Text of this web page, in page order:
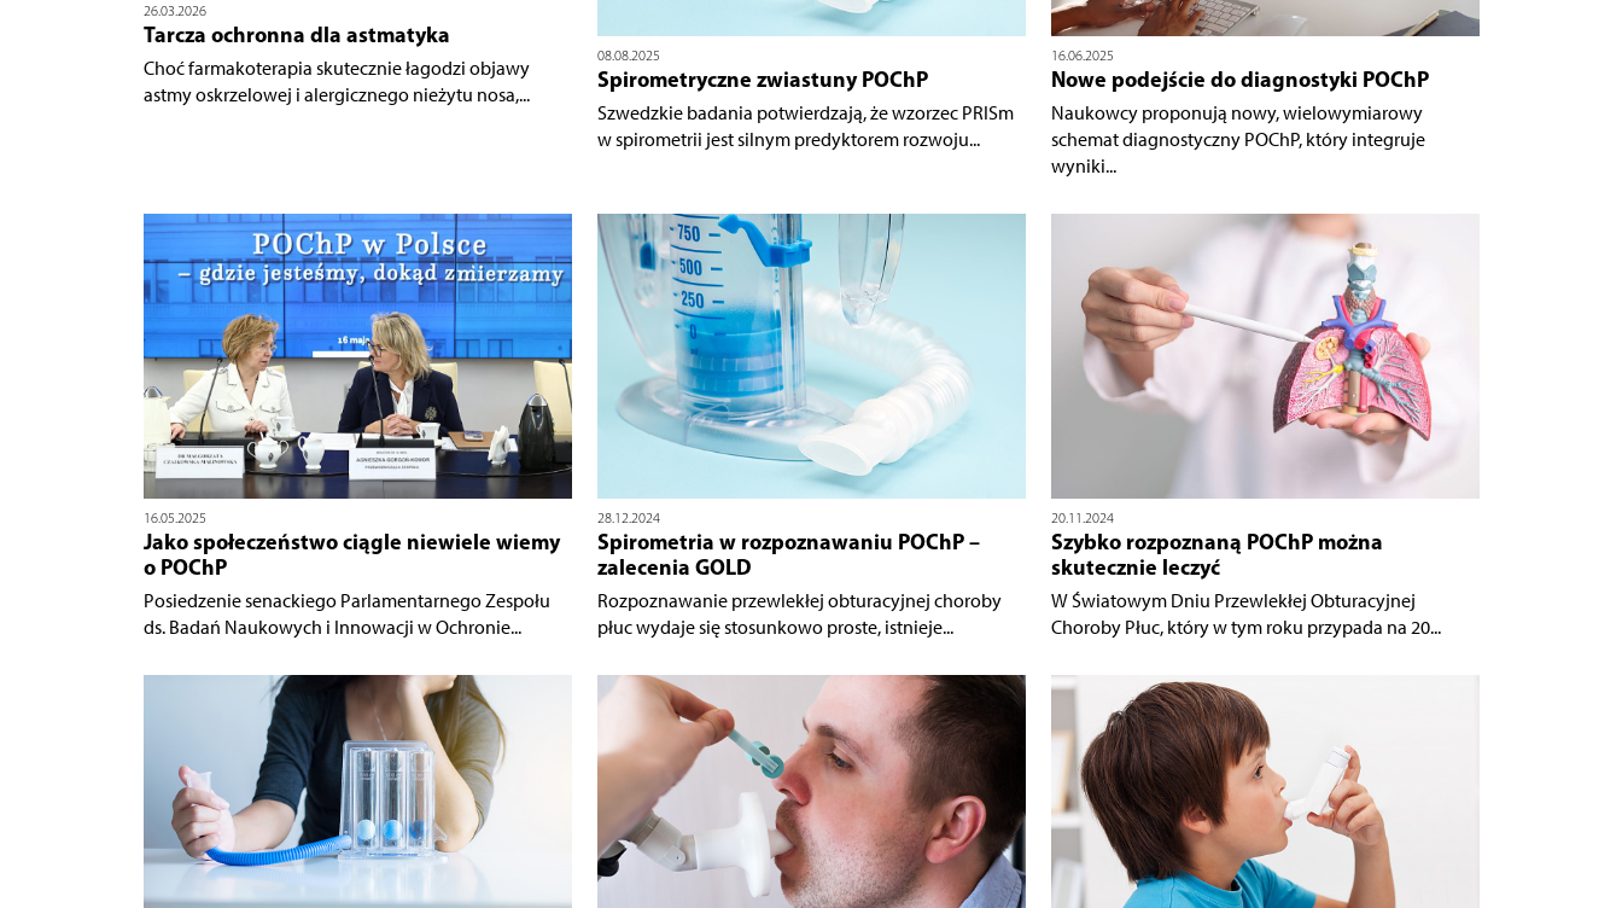
26.03.2026
Tarcza ochronna dla astmatyka
Choć farmakoterapia skutecznie łagodzi objawy
astmy oskrzelowej i alergicznego nieżytu nosa,...
08.08.2025
Spirometryczne zwiastuny POChP
Szwedzkie badania potwierdzają, że wzorzec PRISm
w spirometrii jest silnym predyktorem rozwoju...
16.06.2025
Nowe podejście do diagnostyki POChP
Naukowcy proponują nowy, wielowymiarowy
schemat diagnostyczny POChP, który integruje
wyniki...
16.05.2025
Jako społeczeństwo ciągle niewiele wiemy
o POChP
Posiedzenie senackiego Parlamentarnego Zespołu
ds. Badań Naukowych i Innowacji w Ochronie...
28.12.2024
Spirometria w rozpoznawaniu POChP –
zalecenia GOLD
Rozpoznawanie przewlekłej obturacyjnej choroby
płuc wydaje się stosunkowo proste, istnieje...
20.11.2024
Szybko rozpoznaną POChP można
skutecznie leczyć
W Światowym Dniu Przewlekłej Obturacyjnej
Choroby Płuc, który w tym roku przypada na 20...